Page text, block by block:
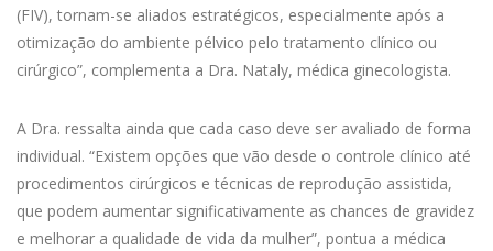
(FIV), tornam-se aliados estratégicos, especialmente após a
otimização do ambiente pélvico pelo tratamento clínico ou
cirúrgico”, complementa a Dra. Nataly, médica ginecologista.
A Dra. ressalta ainda que cada caso deve ser avaliado de forma
individual. “Existem opções que vão desde o controle clínico até
procedimentos cirúrgicos e técnicas de reprodução assistida,
que podem aumentar significativamente as chances de gravidez
e melhorar a qualidade de vida da mulher”, pontua a médica